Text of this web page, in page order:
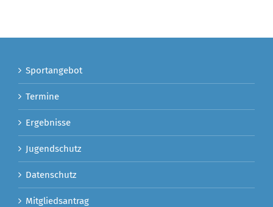
Sportangebot
Termine
Ergebnisse
Jugendschutz
Datenschutz
Mitgliedsantrag